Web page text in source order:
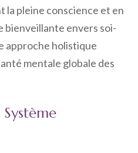
la pleine conscience et en
envers soi-
approche holistique
mentale globale des